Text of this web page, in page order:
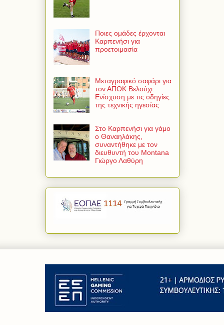
Ποιες ομάδες έρχονται
Καρπενήσι για
προετοιμασία
Μεταγραφικό σαφάρι για
τον ΑΠΟΚ Βελούχι:
Ενίσχυση με τις οδηγίες
της τεχνικής ηγεσίας
Στο Καρπενήσι για γάμο
ο Θαναηλάκης,
συναντήθηκε με τον
διευθυντή του Montana
Γιώργο Λαθύρη